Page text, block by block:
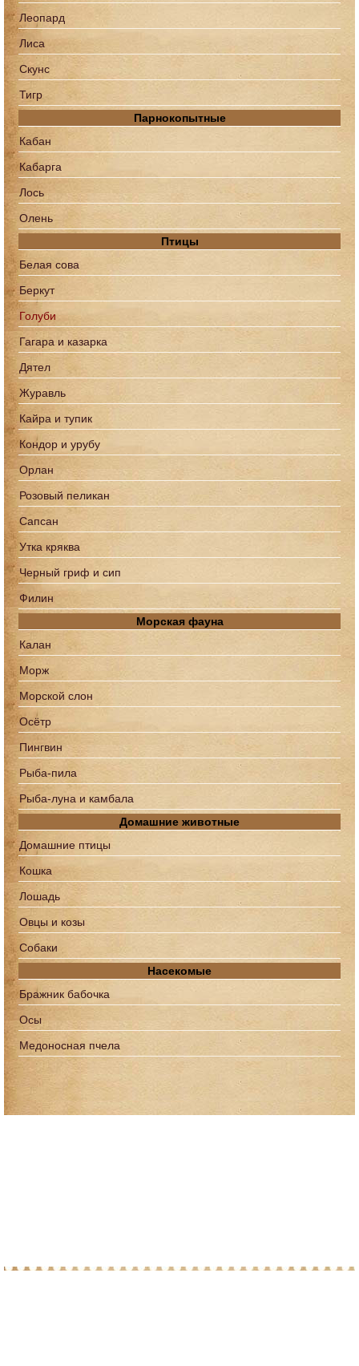
Леопард
Лиса
Скунс
Тигр
Парнокопытные
Кабан
Кабарга
Лось
Олень
Птицы
Белая сова
Беркут
Голуби
Гагара и казарка
Дятел
Журавль
Кайра и тупик
Кондор и урубу
Орлан
Розовый пеликан
Сапcан
Утка кряква
Черный гриф и сип
Филин
Морская фауна
Калан
Морж
Морской слон
Осётр
Пингвин
Рыба-пила
Рыба-луна и камбала
Домашние животные
Домашние птицы
Кошка
Лошадь
Овцы и козы
Собаки
Насекомые
Бражник бабочка
Осы
Медоносная пчела